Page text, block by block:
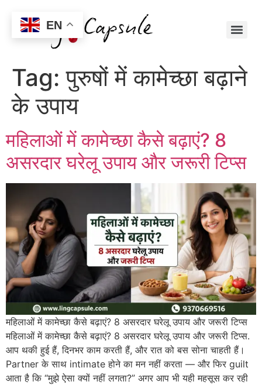
Tag:पुरुषों में कामेच्छा बढ़ाने
के उपाय
महिलाओं में कामेच्छा कैसे बढ़ाएं? 8
असरदार घरेलू उपाय और जरूरी टिप्स
महिलाओं में कामेच्छा कैसे बढ़ाएं? 8 असरदार घरेलू उपाय और जरूरी टिप्स
महिलाओं में कामेच्छा कैसे बढ़ाएं? 8 असरदार घरेलू उपाय और जरूरी टिप्स.
आप थकी हुई हैं, दिनभर काम करती हैं, और रात को बस सोना चाहती हैं।
Partner के साथ intimate होने का मन नहीं करता — और फिर guilt
आता है कि “मुझे ऐसा क्यों नहीं लगता?” अगर आप भी यही महसूस कर रही
EN